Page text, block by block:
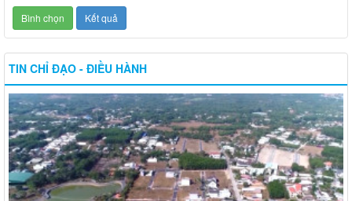
TIN CHỈ ĐẠO - ĐIỀU HÀNH